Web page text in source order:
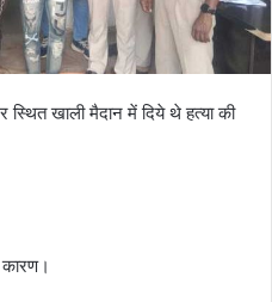
स्थित खाली मैदान में दिये थे हत्या की